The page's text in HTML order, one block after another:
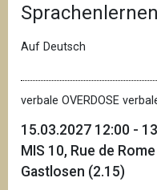
Sprachenlernen
Auf Deutsch
verbale OVERDOSE
15.03.2027 12:00 -
MIS 10, Rue de
Gastlosen (2.15)